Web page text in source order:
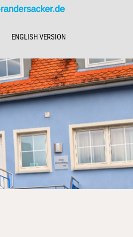
ENGLISH VERSION